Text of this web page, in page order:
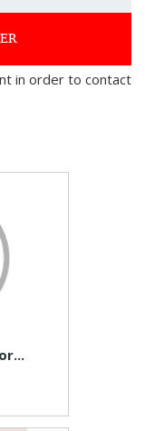
in order to contact